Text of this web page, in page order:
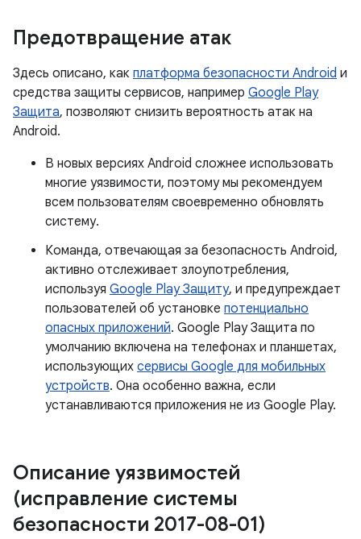
Предотвращение атак
Здесь описано, как платформа безопасности Android и
средства защиты сервисов, например Google Play
Защита, позволяют снизить вероятность атак на
Android.
В новых версиях Android сложнее использовать
многие уязвимости, поэтому мы рекомендуем
всем пользователям своевременно обновлять
систему.
Команда, отвечающая за безопасность Android,
активно отслеживает злоупотребления,
используя Google Play Защиту, и предупреждает
пользователей об установке потенциально
опасных приложений. Google Play Защита по
умолчанию включена на телефонах и планшетах,
использующих сервисы Google для мобильных
устройств. Она особенно важна, если
устанавливаются приложения не из Google Play.
Описание уязвимостей
(исправление системы
безопасности 2017-08-01)